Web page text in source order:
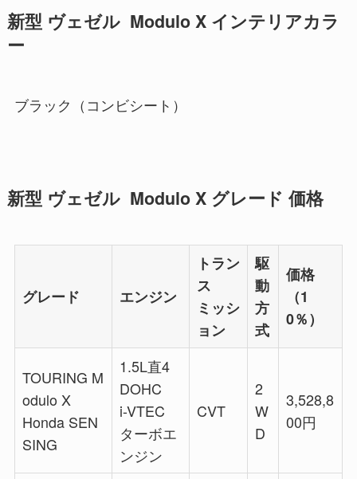
新型 ヴェゼル Modulo X インテリアカラ
ー
ブラック（コンビシート）
新型 ヴェゼル Modulo X グレード 価格
グレード エンジン
トラン
ス
ミッシ
ョン
駆
動
方
式
価格
（1
0％）
TOURING M
odulo X
Honda SEN
SING
1.5L直4
DOHC
i-VTEC
ターボエ
ンジン
CVT
2
W
D
3,528,8
00円